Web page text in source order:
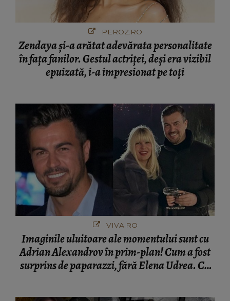
PEROZ.RO
Zendaya și-a arătat adevărata personalitate
în fața fanilor. Gestul actriței, deși era vizibil
epuizată, i-a impresionat pe toți
VIVA.RO
Imaginile uluitoare ale momentului sunt cu
Adrian Alexandrov în prim-plan! Cum a fost
surprins de paparazzi, fără Elena Udrea. Cu